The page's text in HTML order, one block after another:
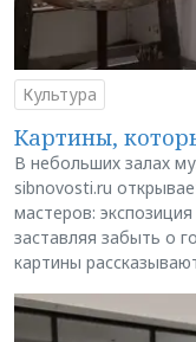
Культура
Картины,
В небольших залах
sibnovosti.ru
мастеров:
заставляя забыть о
картины